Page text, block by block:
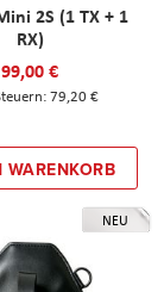
2S (1 TX + 1
RX)
99,00 €
79,20 €
WARENKORB
NEU